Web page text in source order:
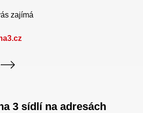
zajímá
3 sídlí na adresách